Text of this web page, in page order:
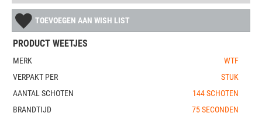
TOEVOEGEN AAN WISH LIST
PRODUCT WEETJES
MERK
WTF
VERPAKT PER
STUK
AANTAL SCHOTEN
144 SCHOTEN
BRANDTIJD
75 SECONDEN